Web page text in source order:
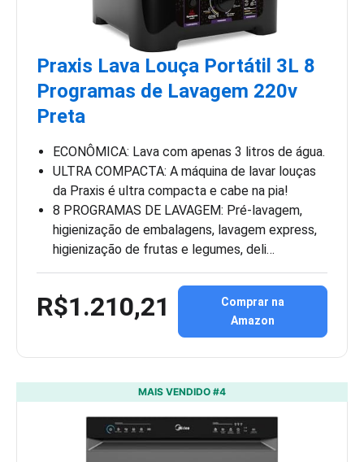
Praxis Lava Louça Portátil 3L 8
Programas de Lavagem 220v
Preta
ECONÔMICA: Lava com apenas 3 litros de água.
ULTRA COMPACTA: A máquina de lavar louças
da Praxis é ultra compacta e cabe na pia!
8 PROGRAMAS DE LAVAGEM: Pré-lavagem,
higienização de embalagens, lavagem express,
higienização de frutas e legumes, deli…
R$1.210,21
Comprar na
Amazon
MAIS VENDIDO #4